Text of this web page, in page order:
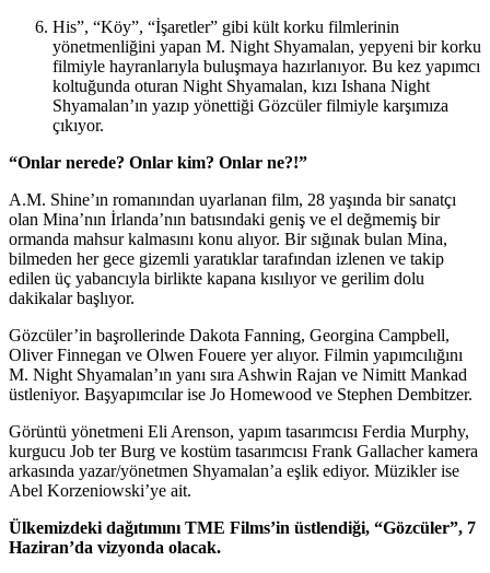
His”, “Köy”, “İşaretler” gibi kült korku filmlerinin
yönetmenliğini yapan M. Night Shyamalan, yepyeni bir korku
filmiyle hayranlarıyla buluşmaya hazırlanıyor. Bu kez yapımcı
koltuğunda oturan Night Shyamalan, kızı Ishana Night
Shyamalan’ın yazıp yönettiği Gözcüler filmiyle karşımıza
çıkıyor.
“Onlar nerede? Onlar kim? Onlar ne?!”
A.M. Shine’ın romanından uyarlanan film, 28 yaşında bir sanatçı
olan Mina’nın İrlanda’nın batısındaki geniş ve el değmemiş bir
ormanda mahsur kalmasını konu alıyor. Bir sığınak bulan Mina,
bilmeden her gece gizemli yaratıklar tarafından izlenen ve takip
edilen üç yabancıyla birlikte kapana kısılıyor ve gerilim dolu
dakikalar başlıyor.
Gözcüler’in başrollerinde Dakota Fanning, Georgina Campbell,
Oliver Finnegan ve Olwen Fouere yer alıyor. Filmin yapımcılığını
M. Night Shyamalan’ın yanı sıra Ashwin Rajan ve Nimitt Mankad
üstleniyor. Başyapımcılar ise Jo Homewood ve Stephen Dembitzer.
Görüntü yönetmeni Eli Arenson, yapım tasarımcısı Ferdia Murphy,
kurgucu Job ter Burg ve kostüm tasarımcısı Frank Gallacher kamera
arkasında yazar/yönetmen Shyamalan’a eşlik ediyor. Müzikler ise
Abel Korzeniowski’ye ait.
Ülkemizdeki dağıtımını TME Films’in üstlendiği, “Gözcüler”, 7
Haziran’da vizyonda olacak.